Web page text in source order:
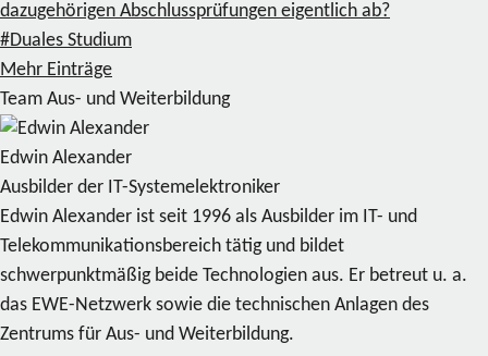
dazugehörigen Abschlussprüfungen eigentlich ab?
#Duales Studium
Mehr Einträge
Team Aus- und Weiterbildung
Edwin Alexander
Ausbilder der IT-Systemelektroniker
Edwin Alexander ist seit 1996 als Ausbilder im IT- und
Telekommunikationsbereich tätig und bildet
schwerpunktmäßig beide Technologien aus. Er betreut u. a.
das EWE-Netzwerk sowie die technischen Anlagen des
Zentrums für Aus- und Weiterbildung.